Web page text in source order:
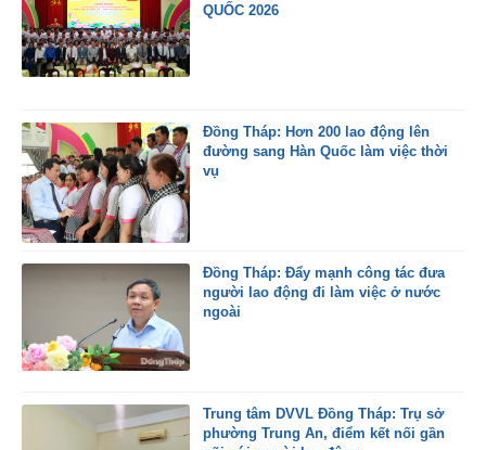
QUỐC 2026
Đồng Tháp: Hơn 200 lao động lên
đường sang Hàn Quốc làm việc thời
vụ
Đồng Tháp: Đẩy mạnh công tác đưa
người lao động đi làm việc ở nước
ngoài
Trung tâm DVVL Đồng Tháp: Trụ sở
phường Trung An, điểm kết nối gần